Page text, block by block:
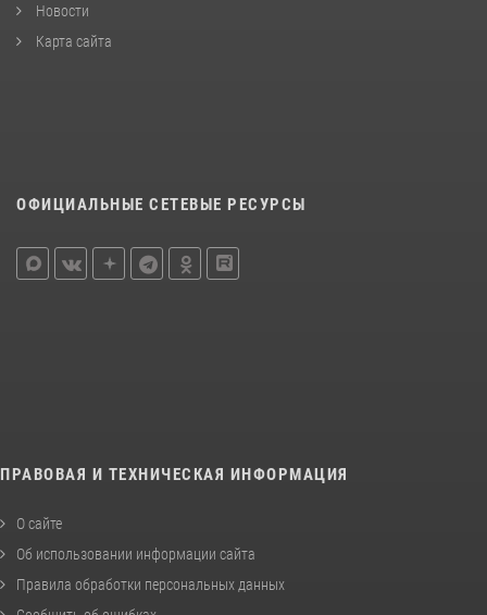
Новости
Карта сайта
ОФИЦИАЛЬНЫЕ СЕТЕВЫЕ РЕСУРСЫ
ПРАВОВАЯ И ТЕХНИЧЕСКАЯ ИНФОРМАЦИЯ
О сайте
Об использовании информации сайта
Правила обработки персональных данных